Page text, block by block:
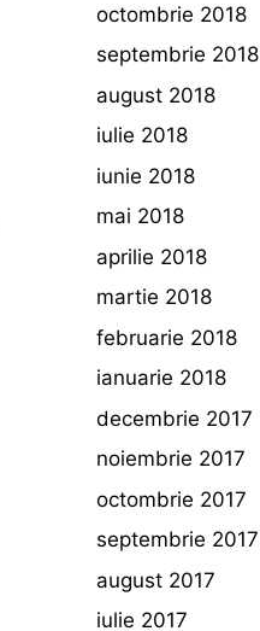
octombrie 2018
septembrie 2018
august 2018
iulie 2018
iunie 2018
mai 2018
aprilie 2018
martie 2018
februarie 2018
ianuarie 2018
decembrie 2017
noiembrie 2017
octombrie 2017
septembrie 2017
august 2017
iulie 2017